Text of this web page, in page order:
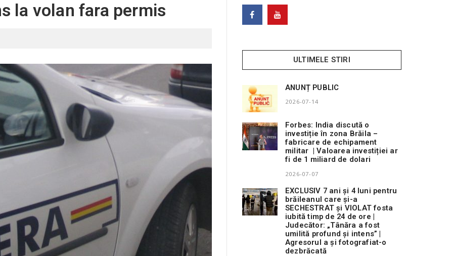
la volan fara permis
ULTIMELE STIRI
ANUNȚ PUBLIC
2026-07-14
Forbes: India discută o
investiție în zona Brăila –
fabricare de echipament
militar | Valoarea investiției ar
fi de 1 miliard de dolari
2026-07-07
EXCLUSIV 7 ani și 4 luni pentru
brăileanul care și-a
SECHESTRAT și VIOLAT fosta
iubită timp de 24 de ore |
Judecător: „Tânăra a fost
umilită profund și intens” |
Agresorul a și fotografiat-o
dezbrăcată